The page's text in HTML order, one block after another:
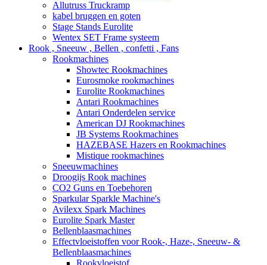
Allutruss Truckramp
kabel bruggen en goten
Stage Stands Eurolite
Wentex SET Frame systeem
Rook , Sneeuw , Bellen , confetti , Fans
Rookmachines
Showtec Rookmachines
Eurosmoke rookmachines
Eurolite Rookmachines
Antari Rookmachines
Antari Onderdelen service
American DJ Rookmachines
JB Systems Rookmachines
HAZEBASE Hazers en Rookmachines
Mistique rookmachines
Sneeuwmachines
Droogijs Rook machines
CO2 Guns en Toebehoren
Sparkular Sparkle Machine's
Avilexx Spark Machines
Eurolite Spark Master
Bellenblaasmachines
Effectvloeistoffen voor Rook-, Haze-, Sneeuw- &
Bellenblaasmachines
Rookvloeistof